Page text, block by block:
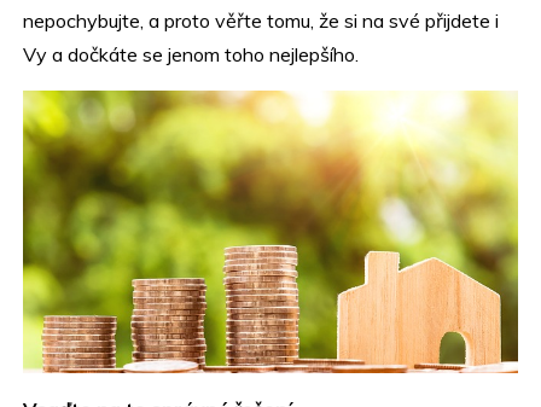
nepochybujte, a proto věřte tomu, že si na své přijdete i
Vy a dočkáte se jenom toho nejlepšího.